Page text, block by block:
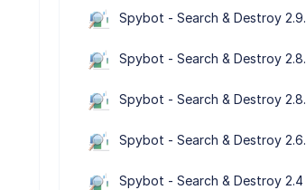
Spybot - Search & Destroy 2.9.82
Spybot - Search & Destroy 2.8.68
Spybot - Search & Destroy 2.8.67
Spybot - Search & Destroy 2.6.46
Spybot - Search & Destroy 2.4